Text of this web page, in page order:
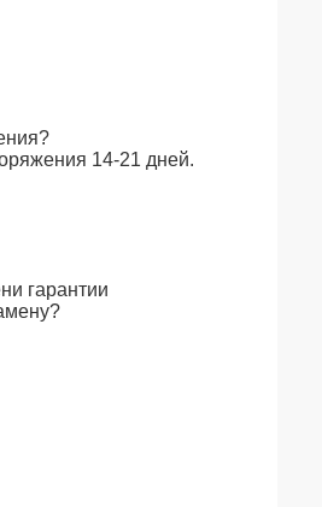
14-21 дней.
гарантии